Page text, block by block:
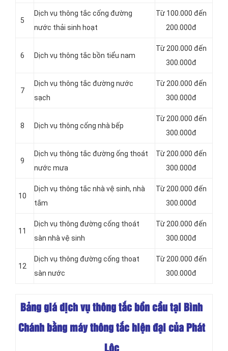
5
‎Dịch vụ thông tắc cống đường
nước thải sinh hoạt
Từ 100.000 đến
200.000đ
6 Dịch vụ thông tắc bồn tiểu nam
Từ 200.000 đến
300.000đ
7
Dịch vụ thông tắc đường nước
sạch
Từ 200.000 đến
300.000đ
8 Dịch vụ thông cống nhà bếp
Từ 200.000 đến
300.000đ
9
Dịch vụ thông tắc đường ống thoát
nước mưa
Từ 200.000 đến
300.000đ
10
Dịch vụ thông tắc nhà vệ sinh, nhà
tắm
Từ 200.000 đến
300.000đ
11
Dịch vụ thông đường cống thoát
sàn nhà vệ sinh
Từ 200.000 đến
300.000đ
12
Dịch vụ thông đường cống thoat
sàn nước
Từ 200.000 đến
300.000đ
Bảng giá dịch vụ thông tắc bồn cầu tại Bình
Chánh bằng máy thông tắc hiện đại của Phát
Lộc